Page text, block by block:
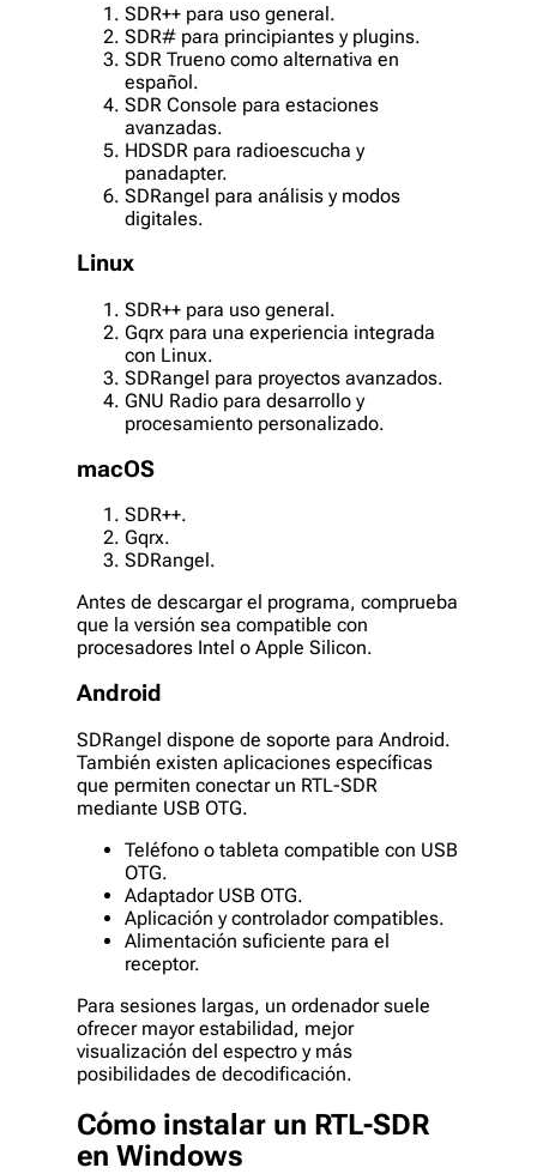
SDR++ para uso general.
SDR# para principiantes y plugins.
SDR Trueno como alternativa en
español.
SDR Console para estaciones
avanzadas.
HDSDR para radioescucha y
panadapter.
SDRangel para análisis y modos
digitales.
Linux
SDR++ para uso general.
Gqrx para una experiencia integrada
con Linux.
SDRangel para proyectos avanzados.
GNU Radio para desarrollo y
procesamiento personalizado.
macOS
SDR++.
Gqrx.
SDRangel.
Antes de descargar el programa, comprueba
que la versión sea compatible con
procesadores Intel o Apple Silicon.
Android
SDRangel dispone de soporte para Android.
También existen aplicaciones específicas
que permiten conectar un RTL-SDR
mediante USB OTG.
Teléfono o tableta compatible con USB
OTG.
Adaptador USB OTG.
Aplicación y controlador compatibles.
Alimentación suficiente para el
receptor.
Para sesiones largas, un ordenador suele
ofrecer mayor estabilidad, mejor
visualización del espectro y más
posibilidades de decodificación.
Cómo instalar un RTL-SDR
en Windows